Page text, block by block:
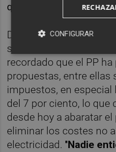
que no estábamos
De la luz, ha
se hayan batido los
recordado que el PP
propuestas, entre ellas
impuestos, en especial
del 7 por ciento, lo que
desde hoy a abaratar
eliminar los costes no
electricidad. "Nadie
CONFIGURAR